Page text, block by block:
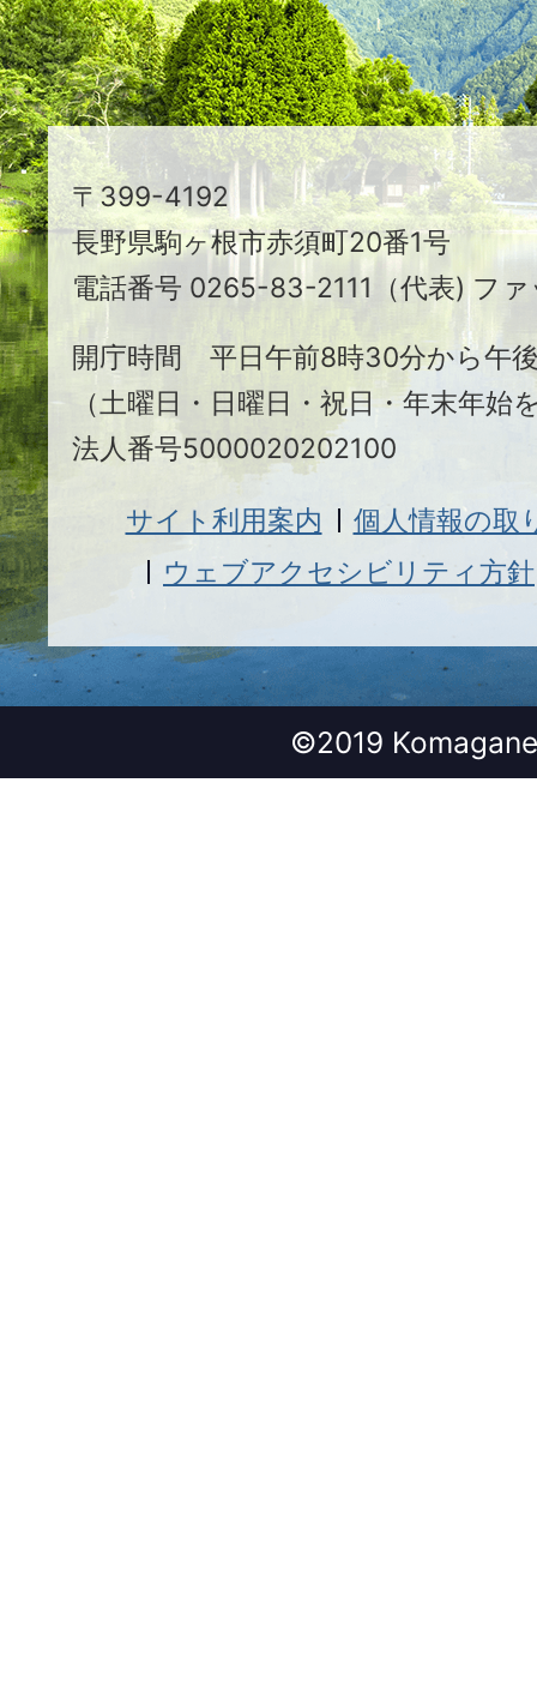
る
ま
ち
駒
ヶ
根
市
〒399-4192
長野県駒ヶ根市赤須町20番1号
電話番号 0265-83-2111（代表) フ
開庁時間 平日午前8時30分から午
（土曜日・日曜日・祝日・年末年始
法人番号5000020202100
サイト利用案内
個人情報の取
ウェブアクセシビリティ方針
©2019